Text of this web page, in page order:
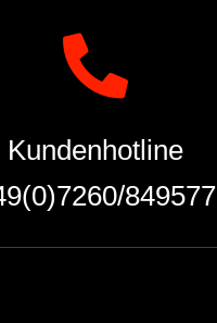
Kundenhotline
849577